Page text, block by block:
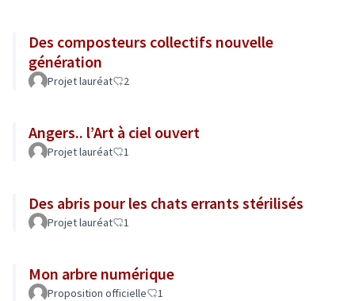
Des composteurs collectifs nouvelle
génération
Projet lauréat 2
Angers.. l’Art à ciel ouvert
Projet lauréat 1
Des abris pour les chats errants stérilisés
Projet lauréat 1
Mon arbre numérique
Proposition officielle 1